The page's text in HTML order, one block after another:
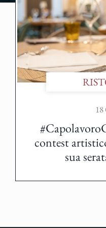
contest
sua